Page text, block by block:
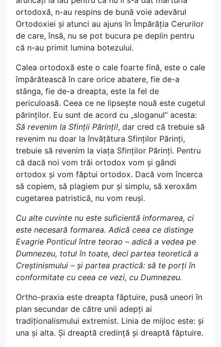
ortodoxă, n-au respins de bună voie adevărul
Ortodoxiei și atunci au ajuns în Împărăția Cerurilor
de care, însă, nu se pot bucura pe deplin pentru
că n-au primit lumina botezului.
Calea ortodoxă este o cale foarte fină, este o cale
împărătească în care orice abatere, fie de-a
stânga, fie de-a dreapta, este la fel de
periculoasă. Ceea ce ne lipsește nouă este cugetul
părinților. Eu sunt de acord cu „sloganul” acesta:
Să revenim la Sfinții Părinți!, dar cred că trebuie să
revenim nu doar la învățătura Sfinților Părinți,
trebuie să revenim la viața Sfinților Părinți. Pentru
că dacă noi vom trăi ortodox vom și gândi
ortodox și vom făptui ortodox. Dacă vom încerca
să copiem, să plagiem pur și simplu, să xeroxăm
cugetarea patristică, nu vom reuși.
Cu alte cuvinte nu este suficientă informarea, ci
este necesară formarea. Adică ceea ce distinge
Evagrie Ponticul între teorao – adică a vedea pe
Dumnezeu, totul în toate, deci partea teoretică a
Creștinismului – și partea practică: să te porți în
conformitate cu ceea ce vezi, cu Dumnezeu.
Ortho-praxia este dreapta făptuire, pusă uneori în
plan secundar de către unii adepți ai
tradiționalismului extremist. Linia de mijloc este: și
una și alta. Și dreaptă credință și dreaptă făptuire.